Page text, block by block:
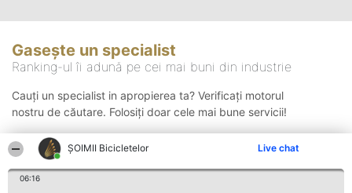
ȘOIMII Bicicletelor Live chat
06:16
Gasește un specialist
Ranking-ul îi adună pe cei mai buni din industrie
Cauți un specialist in apropierea ta? Verificați motorul
nostru de căutare. Folosiți doar cele mai bune servicii!